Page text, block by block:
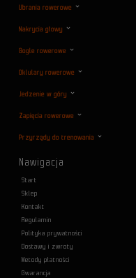
Ubrania rowerowe
Nakrycia głowy
Gogle rowerowe
Oklulary rowerowe
Jedzenie w góry
Zapięcia rowerowe
Przyrządy do trenowania
Nawigacja
Start
Sklep
Kontakt
Regulamin
Polityka prywatności
Dostawy i zwroty
Metody płatności
Gwarancja